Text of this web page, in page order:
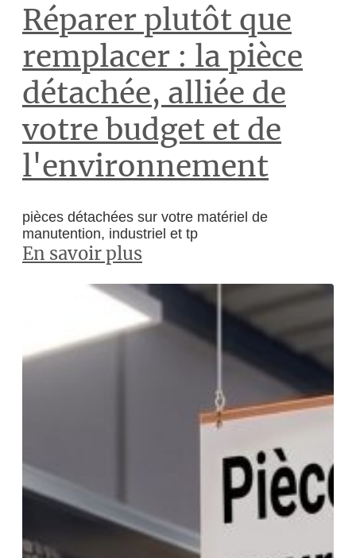
Réparer plutôt que
remplacer : la pièce
détachée, alliée de
votre budget et de
l'environnement
pièces détachées sur votre matériel de
manutention, industriel et tp
En savoir plus